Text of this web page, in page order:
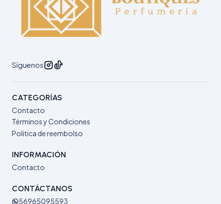
Síguenos
CATEGORÍAS
Contacto
Términos y Condiciones
Politica de reembolso
INFORMACIÓN
Contacto
CONTÁCTANOS
56965095593